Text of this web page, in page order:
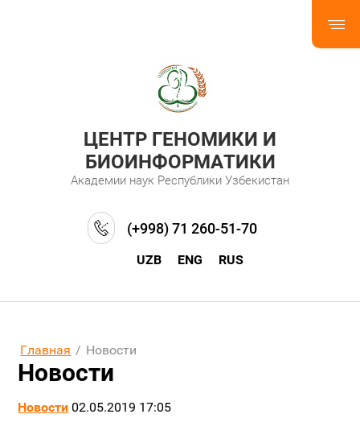
ЦЕНТР ГЕНОМИКИ И
БИОИНФОРМАТИКИ
Академии наук Республики Узбекистан
(+998) 71 260-51-70
UZB ENG RUS
Главная / Новости
Новости
Новости 02.05.2019 17:05